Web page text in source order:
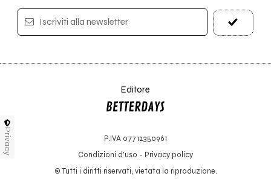
Iscriviti alla newsletter
Editore
P.IVA 07712350961
Condizioni d'uso - Privacy policy
© Tutti i diritti riservati, vietata la riproduzione.
Privacy